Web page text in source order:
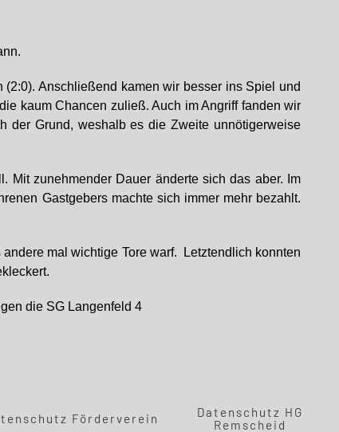
Anschließend kamen wir besser ins Spiel und
kaum Chancen zuließ. Auch im Angriff fanden wir
der Grund, weshalb es die Zweite unnötigerweise
Mit zunehmender Dauer änderte sich das aber. Im
Gastgebers machte sich immer mehr bezahlt.
mal wichtige Tore warf. Letztendlich konnten
die SG Langenfeld 4
Förderverein
Datenschutz HG
Remscheid